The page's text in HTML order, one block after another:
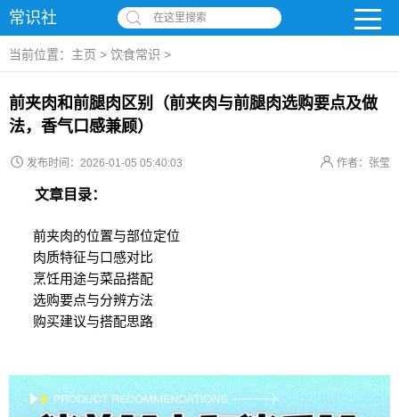
常识社 在这里搜索
当前位置： 主页 > 饮食常识 >
前夹肉和前腿肉区别（前夹肉与前腿肉选购要点及做
法，香气口感兼顾）
发布时间：2026-01-05 05:40:03 作者：张莹
文章目录：
前夹肉的位置与部位定位
肉质特征与口感对比
烹饪用途与菜品搭配
选购要点与分辨方法
购买建议与搭配思路